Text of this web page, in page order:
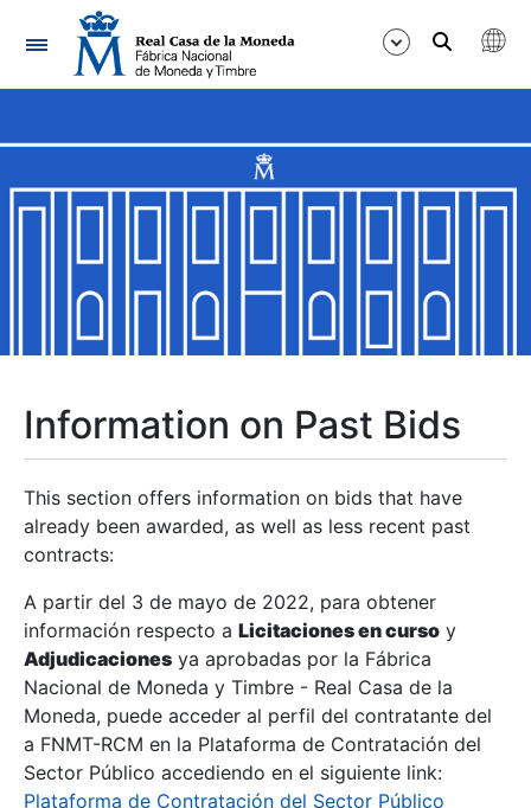
Navigation
Show/Hide
Show/Hide
Show/Hide
Show/Hide
Show/Hide
Information on Past Bids
This section offers information on bids that have
already been awarded, as well as less recent past
contracts:
A partir del 3 de mayo de 2022, para obtener
información respecto a Licitaciones en curso y
Adjudicaciones ya aprobadas por la Fábrica
Nacional de Moneda y Timbre - Real Casa de la
Moneda, puede acceder al perfil del contratante del
a FNMT-RCM en la Plataforma de Contratación del
Sector Público accediendo en el siguiente link:
Plataforma de Contratación del Sector Público